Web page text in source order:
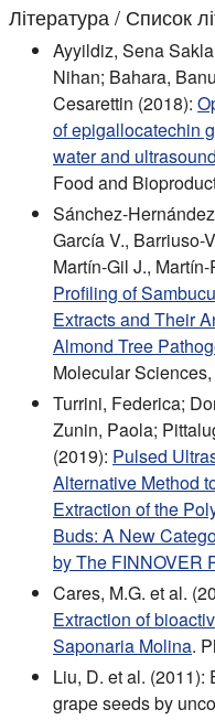
Література / Список
Ayyildiz, Sena
Nihan; Bahara,
Cesarettin (2018):
of epigallocatechin
water and
Food and
Sánchez-
García V., Barriuso-
Martín-Gil J.,
Profiling of
Extracts and Their
Almond Tree
Molecular
Turrini, Federica;
Zunin, Paola;
(2019): Pulsed
Alternative Method
Extraction of the
Buds: A New
by The FINNOVER
Cares, M.G. et al.
Extraction of
Saponaria Molina.
Liu, D. et al. (2011):
grape seeds by